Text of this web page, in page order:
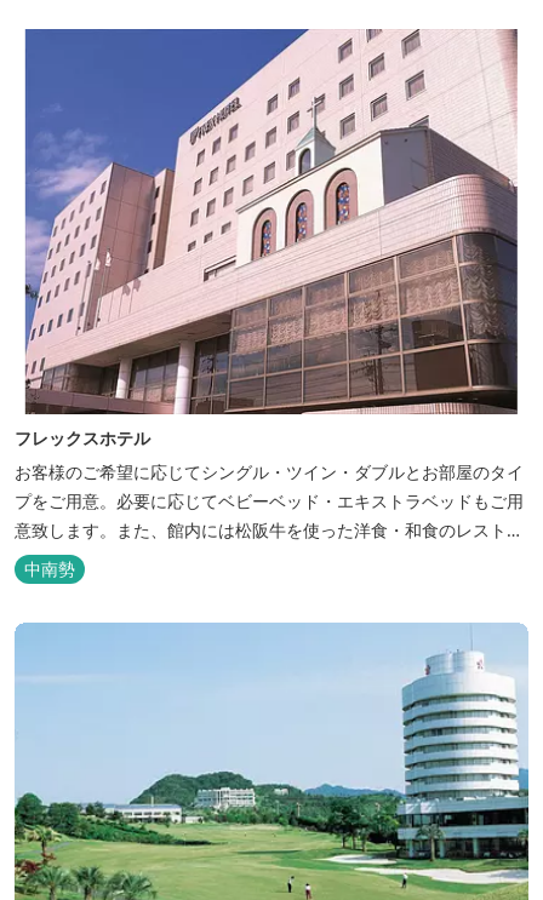
フレックスホテル
お客様のご希望に応じてシングル・ツイン・ダブルとお部屋のタイ
プをご用意。必要に応じてベビーベッド・エキストラベッドもご用
意致します。また、館内には松阪牛を使った洋食・和食のレストラ
ンと喫茶があります。伊勢神宮参拝や、伊勢志摩、東紀州への観光
の拠点にご利用ください。
中南勢